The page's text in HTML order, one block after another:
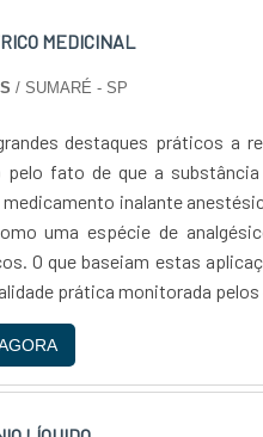
MEDICINAL
/ SUMARÉ - SP
destaques práticos a
pelo fato de que a
inalante
uma espécie de
O que baseiam estas
prática monitorada pelos